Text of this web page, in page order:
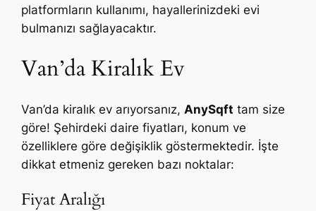
platformların kullanımı, hayallerinizdeki evi
bulmanızı sağlayacaktır.
Van’da Kiralık Ev
Van’da kiralık ev arıyorsanız, AnySqft tam size
göre! Şehirdeki daire fiyatları, konum ve
özelliklere göre değişiklik göstermektedir. İşte
dikkat etmeniz gereken bazı noktalar:
Fiyat Aralığı